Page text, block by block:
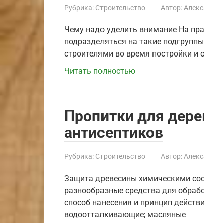
Рубрика: Строительство Автор:
Чему надо уделить внимание На
подразделяться на такие
строителями во время постройки и
Читать полностью
Пропитки для
антисептиков
Рубрика: Строительство Автор:
Защита древесины химическими
разнообразные средства для
способ нанесения и принцип
водоотталкивающие; масляные